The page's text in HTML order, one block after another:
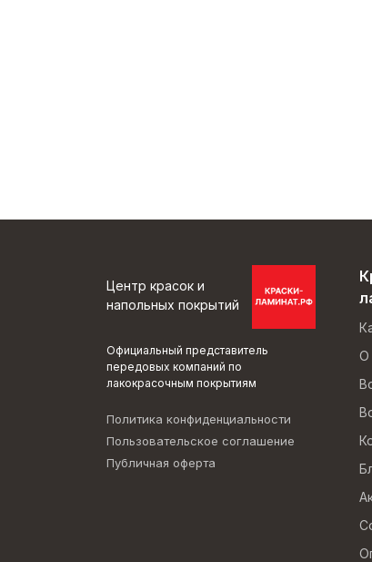
Центр красок и
напольных покрытий
Официальный представитель
передовых компаний по
лакокрасочным покрытиям
Политика конфиденциальности
Пользовательское соглашение
Публичная оферта
О